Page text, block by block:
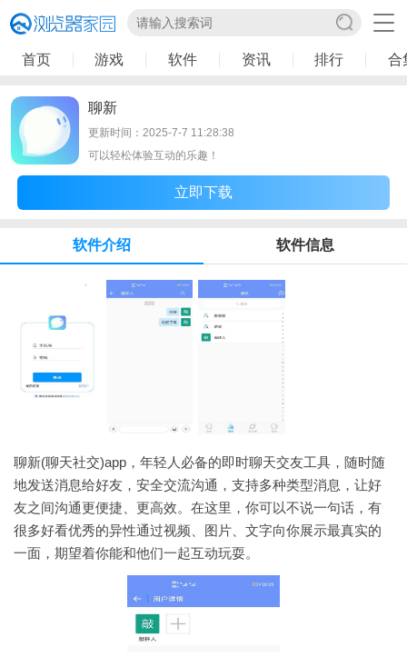
首页 游戏 软件 资讯 排行 合
聊新
更新时间：2025-7-7 11:28:38
可以轻松体验互动的乐趣！
立即下载
软件介绍 软件信息
聊新(聊天社交)app，年轻人必备的即时聊天交友工具，随时随
地发送消息给好友，安全交流沟通，支持多种类型消息，让好
友之间沟通更便捷、更高效。在这里，你可以不说一句话，有
很多好看优秀的异性通过视频、图片、文字向你展示最真实的
一面，期望着你能和他们一起互动玩耍。